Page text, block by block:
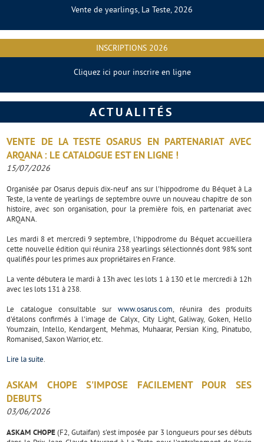
Vente de yearlings, La Teste, 2026
INSCRIPTIONS 2026
Cliquez ici pour inscrire en ligne
ACTUALITÉS
VENTE DE LA TESTE OSARUS EN PARTENARIAT AVEC
ARQANA : LE CATALOGUE EST EN LIGNE !
15/07/2026
Organisée par Osarus depuis dix-neuf ans sur l'hippodrome du Béquet à La
Teste, la vente de yearlings de septembre ouvre un nouveau chapitre de son
histoire, avec son organisation, pour la première fois, en partenariat avec
ARQANA.
Les mardi 8 et mercredi 9 septembre, l'hippodrome du Béquet accueillera
cette nouvelle édition qui réunira 238 yearlings sélectionnés dont 98% sont
qualifiés pour les primes aux propriétaires en France.
La vente débutera le mardi à 13h avec les lots 1 à 130 et le mercredi à 12h
avec les lots 131 à 238.
Le catalogue consultable sur www.osarus.com , réunira des produits
d'étalons confirmés à l'image de Calyx, City Light, Galiway, Goken, Hello
Youmzain, Intello, Kendargent, Mehmas, Muhaarar, Persian King, Pinatubo,
Romanised, Saxon Warrior, etc.
Lire la suite
ASKAM CHOPE S'IMPOSE FACILEMENT POUR SES
DEBUTS
03/06/2026
ASKAM CHOPE(F2, Gutaifan) s'est imposée par 3 longueurs pour ses débuts